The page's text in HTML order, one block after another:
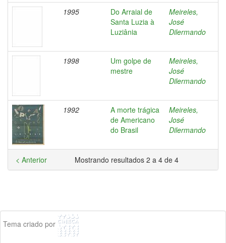
1995
Do Arraial de
Santa Luzia à
Luziânia
Meireles,
José
Dilermando
1998
Um golpe de
mestre
Meireles,
José
Dilermando
1992
A morte trágica
de Americano
do Brasil
Meireles,
José
Dilermando
Mostrando resultados 2 a 4 de 4
< Anterior
Tema criado por